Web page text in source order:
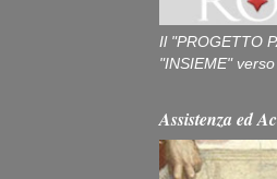
Il "PROGETTO
"INSIEME"
Assistenza ed